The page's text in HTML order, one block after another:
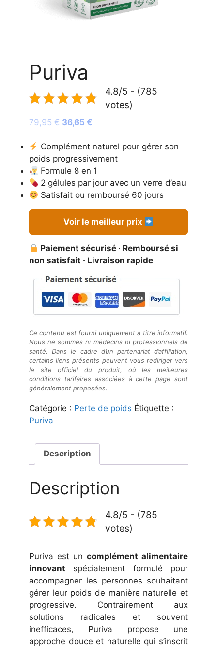
Puriva
4.8/5 - (785
votes)
79,95€ Le
initial
était :
79,95 €.
36,65 €
actuel
est :
36,65 €.
Complément naturel pour gérer son
poids progressivement
Formule 8 en 1
2 gélules par jour avec un verre d’eau
Satisfait ou remboursé 60 jours
Voir le meilleur prix
Paiement sécurisé · Remboursé si
non satisfait · Livraison rapide
Ce contenu est fourni uniquement à titre informatif.
Nous ne sommes ni médecins ni professionnels de
santé. Dans le cadre d’un partenariat d’affiliation,
certains liens présents peuvent vous rediriger vers
le site officiel du produit, où les meilleures
conditions tarifaires associées à cette page sont
généralement proposées.
Catégorie : Perte de poids Étiquette :
Puriva
Description
Description
4.8/5 - (785
votes)
Puriva est un complément alimentaire
innovant spécialement formulé pour
accompagner les personnes souhaitant
gérer leur poids de manière naturelle et
progressive. Contrairement aux
solutions radicales et souvent
inefficaces, Puriva propose une
approche douce et naturelle qui s’inscrit